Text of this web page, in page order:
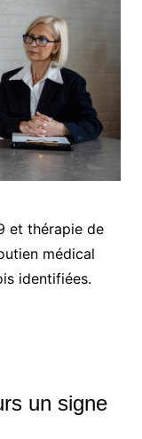
et thérapie de
médical
identifiées.
un signe